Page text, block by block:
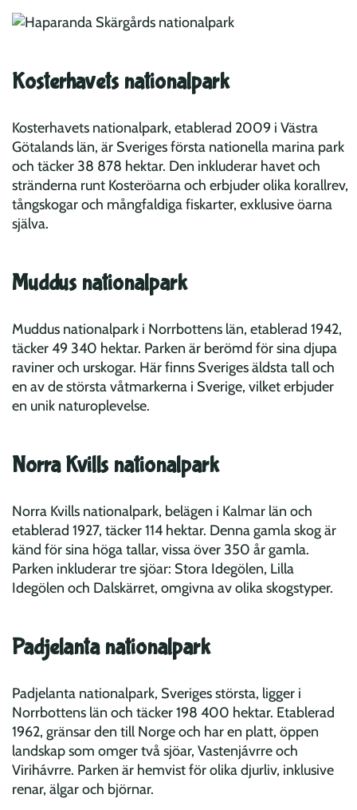
Kosterhavets nationalpark
Kosterhavets nationalpark, etablerad 2009 i Västra
Götalands län, är Sveriges första nationella marina park
och täcker 38 878 hektar. Den inkluderar havet och
stränderna runt Kosteröarna och erbjuder olika korallrev,
tångskogar och mångfaldiga fiskarter, exklusive öarna
själva.
Muddus nationalpark
Muddus nationalpark i Norrbottens län, etablerad 1942,
täcker 49 340 hektar. Parken är berömd för sina djupa
raviner och urskogar. Här finns Sveriges äldsta tall och
en av de största våtmarkerna i Sverige, vilket erbjuder
en unik naturoplevelse.
Norra Kvills nationalpark
Norra Kvills nationalpark, belägen i Kalmar län och
etablerad 1927, täcker 114 hektar. Denna gamla skog är
känd för sina höga tallar, vissa över 350 år gamla.
Parken inkluderar tre sjöar: Stora Idegölen, Lilla
Idegölen och Dalskärret, omgivna av olika skogstyper.
Padjelanta nationalpark
Padjelanta nationalpark, Sveriges största, ligger i
Norrbottens län och täcker 198 400 hektar. Etablerad
1962, gränsar den till Norge och har en platt, öppen
landskap som omger två sjöar, Vastenjávrre och
Virihávrre. Parken är hemvist för olika djurliv, inklusive
renar, älgar och björnar.